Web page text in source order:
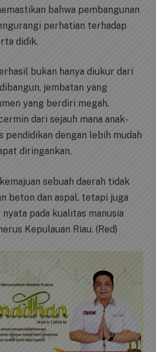
bahwa pembangunan
perhatian terhadap
didik.
bukan hanya diukur dari
jembatan yang
yang berdiri megah.
dari sejauh mana anak-
pendidikan dengan lebih mudah
diringankan.
sebuah daerah tidak
beton dan aspal, tetapi juga
pada kualitas manusia
Kepulauan Riau. (Red)